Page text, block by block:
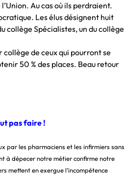
Au cas où ils perdraient.
Les élus désignent huit
collège Spécialistes, un du collège
de ceux qui pourront se
50 % des places. Beau retour
pas faire !
par les pharmaciens et les infirmiers sans
à dépecer notre métier confirme notre
mettent en exergue l’incompétence